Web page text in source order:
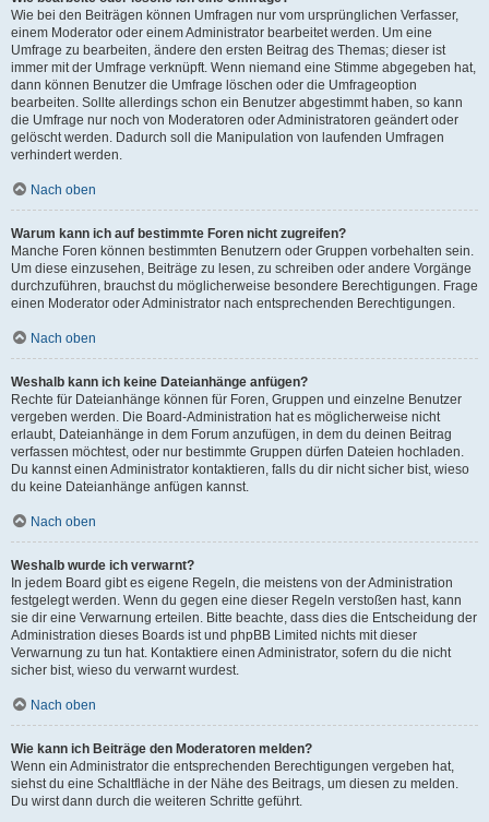
Wie bei den Beiträgen können Umfragen nur vom ursprünglichen Verfasser,
einem Moderator oder einem Administrator bearbeitet werden. Um eine
Umfrage zu bearbeiten, ändere den ersten Beitrag des Themas; dieser ist
immer mit der Umfrage verknüpft. Wenn niemand eine Stimme abgegeben hat,
dann können Benutzer die Umfrage löschen oder die Umfrageoption
bearbeiten. Sollte allerdings schon ein Benutzer abgestimmt haben, so kann
die Umfrage nur noch von Moderatoren oder Administratoren geändert oder
gelöscht werden. Dadurch soll die Manipulation von laufenden Umfragen
verhindert werden.
Nach oben
Warum kann ich auf bestimmte Foren nicht zugreifen?
Manche Foren können bestimmten Benutzern oder Gruppen vorbehalten sein.
Um diese einzusehen, Beiträge zu lesen, zu schreiben oder andere Vorgänge
durchzuführen, brauchst du möglicherweise besondere Berechtigungen. Frage
einen Moderator oder Administrator nach entsprechenden Berechtigungen.
Nach oben
Weshalb kann ich keine Dateianhänge anfügen?
Rechte für Dateianhänge können für Foren, Gruppen und einzelne Benutzer
vergeben werden. Die Board-Administration hat es möglicherweise nicht
erlaubt, Dateianhänge in dem Forum anzufügen, in dem du deinen Beitrag
verfassen möchtest, oder nur bestimmte Gruppen dürfen Dateien hochladen.
Du kannst einen Administrator kontaktieren, falls du dir nicht sicher bist, wieso
du keine Dateianhänge anfügen kannst.
Nach oben
Weshalb wurde ich verwarnt?
In jedem Board gibt es eigene Regeln, die meistens von der Administration
festgelegt werden. Wenn du gegen eine dieser Regeln verstoßen hast, kann
sie dir eine Verwarnung erteilen. Bitte beachte, dass dies die Entscheidung der
Administration dieses Boards ist und phpBB Limited nichts mit dieser
Verwarnung zu tun hat. Kontaktiere einen Administrator, sofern du die nicht
sicher bist, wieso du verwarnt wurdest.
Nach oben
Wie kann ich Beiträge den Moderatoren melden?
Wenn ein Administrator die entsprechenden Berechtigungen vergeben hat,
siehst du eine Schaltfläche in der Nähe des Beitrags, um diesen zu melden.
Du wirst dann durch die weiteren Schritte geführt.